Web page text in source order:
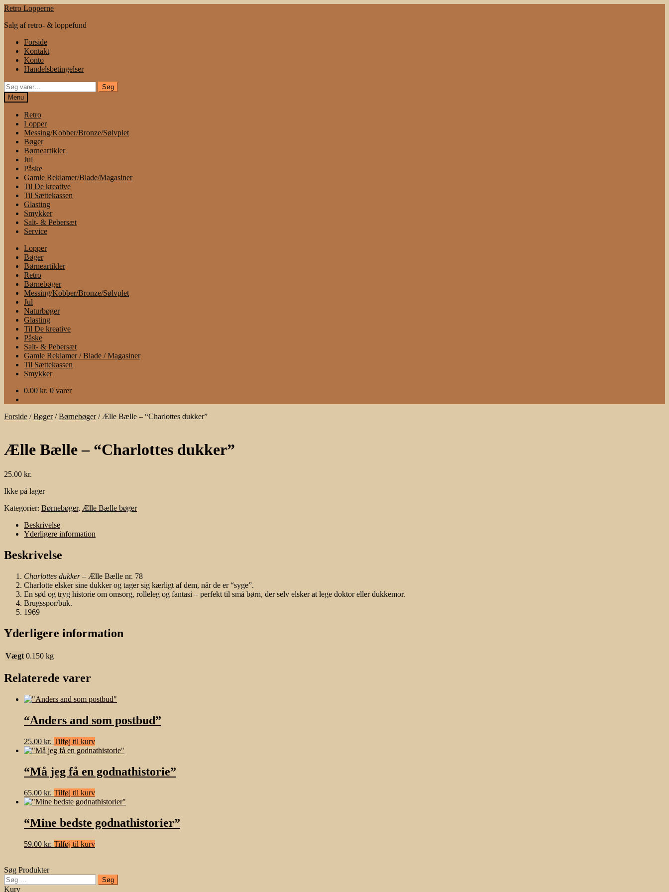
Spring
navigation
Spring
indhold
Retro Lopperne
Salg af retro- & loppefund
Forside
Kontakt
Konto
Handelsbetingelser
Søg
efter:
Søg
Menu
Retro
Lopper
Messing/Kobber/Bronze/Sølvplet
Bøger
Børneartikler
Jul
Påske
Gamle Reklamer/Blade/Magasiner
Til De kreative
Til Sættekassen
Glasting
Smykker
Salt- & Pebersæt
Service
Lopper
Bøger
Børneartikler
Retro
Børnebøger
Messing/Kobber/Bronze/Sølvplet
Jul
Naturbøger
Glasting
Til De kreative
Påske
Salt- & Pebersæt
Gamle Reklamer / Blade / Magasiner
Til Sættekassen
Smykker
0.00 kr. 0 varer
Forside /Bøger/Børnebøger/ Ælle Bælle – “Charlottes dukker”
Ælle Bælle – “Charlottes dukker”
25.00 kr.
Ikke på lager
Kategorier: Børnebøger, Ælle Bælle bøger
Beskrivelse
Yderligere information
Beskrivelse
Charlottes dukker– Ælle Bælle nr. 78
Charlotte elsker sine dukker og tager sig kærligt af dem, når de er “syge”.
En sød og tryg historie om omsorg, rolleleg og fantasi – perfekt til små børn, der selv elsker at lege doktor eller dukkemor.
Brugsspor/buk.
1969
Yderligere information
Vægt 0.150 kg
Relaterede varer
“Anders and som postbud”
25.00 kr. Tilføj til kurv
“Må jeg få en godnathistorie”
65.00 kr. Tilføj til kurv
“Mine bedste godnathistorier”
59.00 kr. Tilføj til kurv
Søg Produkter
Søg
efter:
Kurv